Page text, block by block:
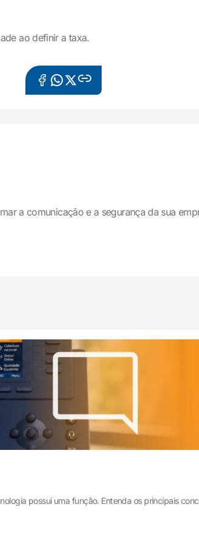
ao definir a taxa.
a comunicação e a segurança da sua
possui uma função. Entenda os principais